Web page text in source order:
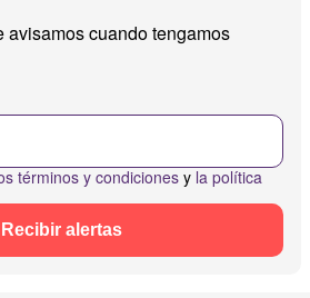
avisamos cuando tengamos
términos y condiciones y la política
Recibir alertas